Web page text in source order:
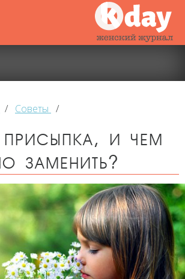
/ Советы /
присыпка, и чем
заменить?